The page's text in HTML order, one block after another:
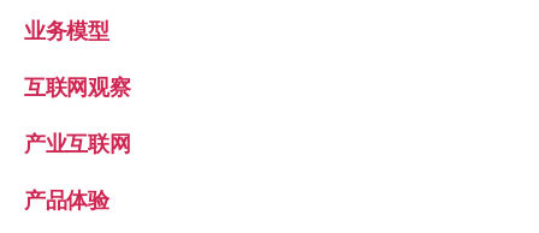
业务模型
互联网观察
产业互联网
产品体验